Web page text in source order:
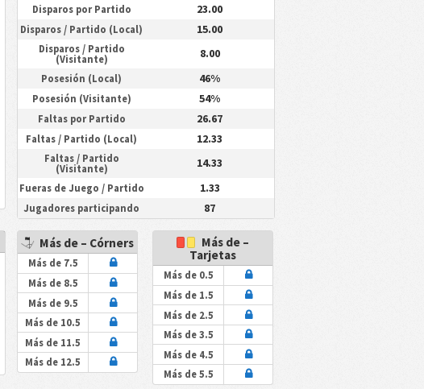
Disparos por Partido 23.00
Disparos / Partido (Local) 15.00
Disparos / Partido
(Visitante)
8.00
Posesión (Local) 46%
Posesión (Visitante) 54%
Faltas por Partido 26.67
Faltas / Partido (Local) 12.33
Faltas / Partido
(Visitante)
14.33
Fueras de Juego / Partido 1.33
Jugadores participando 87
Más de – Córners
Más de 7.5
Más de 8.5
Más de 9.5
Más de 10.5
Más de 11.5
Más de 12.5
Más de –
Tarjetas
Más de 0.5
Más de 1.5
Más de 2.5
Más de 3.5
Más de 4.5
Más de 5.5